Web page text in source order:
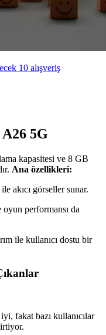
10 alışveriş
5G
kapasitesi ve 8 GB
Ana özellikleri:
akıcı görseller sunar.
performansı da
ile kullanıcı dostu bir
fakat bazı kullanıcılar